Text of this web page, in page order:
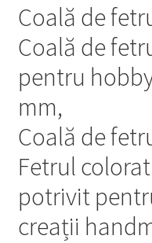
Coală de
Coală de
pentru
mm,
Coală de
Fetrul
potrivit
creații